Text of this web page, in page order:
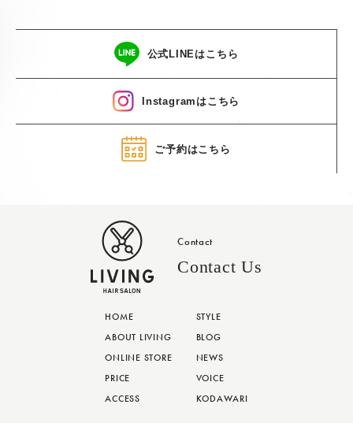
公式LINEはこちら
Instagramはこちら
ご予約はこちら
Contact
Contact Us
HOME
ABOUT LIVING
ONLINE STORE
PRICE
ACCESS
STYLE
BLOG
NEWS
VOICE
KODAWARI